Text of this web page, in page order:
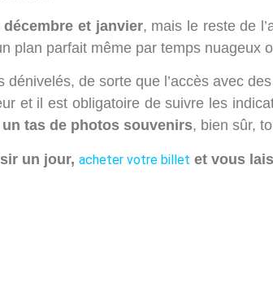
décembre et janvier, mais le reste de
plan parfait même par temps nuageux
de sorte que l’accès avec
et il est obligatoire de suivre les
tas de photos souvenirs, bien sûr,
un jour, acheter votre billet et vous